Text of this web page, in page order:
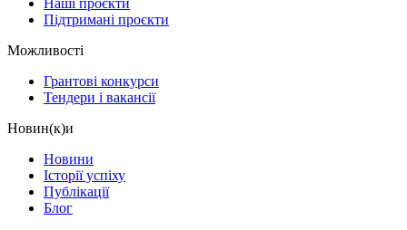
Підтримані проєкти
Можливості
Грантові конкурси
Тендери і вакансії
Новин(к)и
Новини
Історії успіху
Публікації
Блог